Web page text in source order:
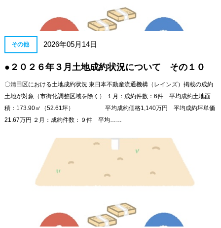
その他 2026年05月14日
●２０２６年３月土地成約状況について その１０
〇清田区における土地成約状況 東日本不動産流通機構（レインズ）掲載の成約
土地が対象（市街化調整区域を除く） １月：成約件数：6件 平均成約土地面
積：173.90㎡（52.61坪） 平均成約価格1,140万円 平均成約坪単価
21.67万円 ２月：成約件数：９件 平均……